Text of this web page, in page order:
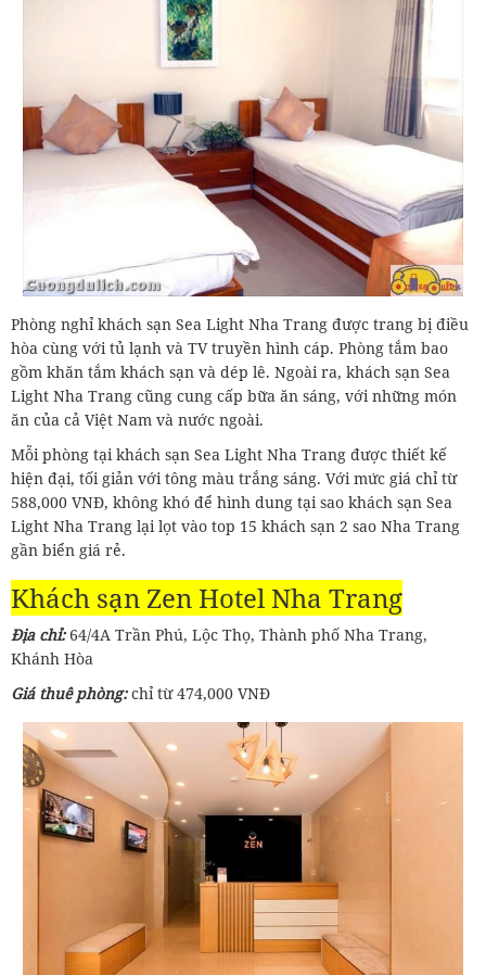
Phòng nghỉ khách sạn Sea Light Nha Trang được trang bị điều
hòa cùng với tủ lạnh và TV truyền hình cáp. Phòng tắm bao
gồm khăn tắm khách sạn và dép lê. Ngoài ra, khách sạn Sea
Light Nha Trang cũng cung cấp bữa ăn sáng, với những món
ăn của cả Việt Nam và nước ngoài.
Mỗi phòng tại khách sạn Sea Light Nha Trang được thiết kế
hiện đại, tối giản với tông màu trắng sáng. Với mức giá chỉ từ
588,000 VNĐ, không khó để hình dung tại sao khách sạn Sea
Light Nha Trang lại lọt vào top 15 khách sạn 2 sao Nha Trang
gần biển giá rẻ.
Khách sạn Zen Hotel Nha Trang
Địa chỉ:64/4A Trần Phú, Lộc Thọ, Thành phố Nha Trang,
Khánh Hòa
Giá thuê phòng:chỉ từ 474,000 VNĐ